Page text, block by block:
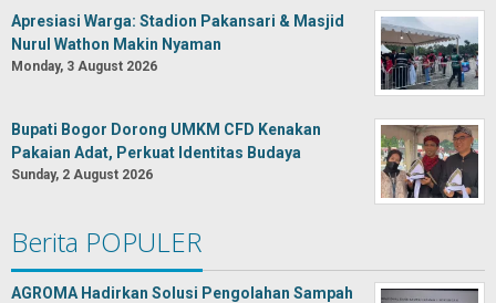
Apresiasi Warga: Stadion Pakansari & Masjid
Nurul Wathon Makin Nyaman
Monday, 3 August 2026
Bupati Bogor Dorong UMKM CFD Kenakan
Pakaian Adat, Perkuat Identitas Budaya
Sunday, 2 August 2026
Berita POPULER
AGROMA Hadirkan Solusi Pengolahan Sampah